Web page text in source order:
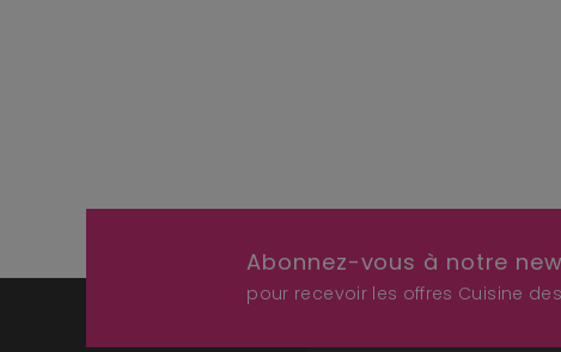
Abonnez-vous à notre
pour recevoir les offres Cuisine